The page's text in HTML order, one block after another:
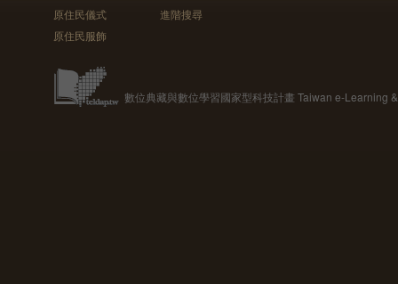
原住民儀式
原住民服飾
進階搜尋
數位典藏與數位學習國家型科技計畫 Taiwan e-Learning